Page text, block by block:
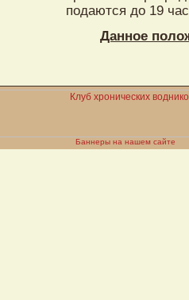
подаются до 19
Данное
Баннеры на нашем сайте